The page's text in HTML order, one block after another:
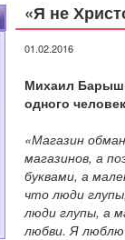
«Я не
01.02.2016
Михаил
одного
«Магазин
магазинов, а
буквами, а
что люди
люди глупы, а
любви. Я